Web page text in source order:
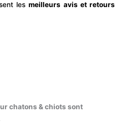
lesmeilleurs avis et retours
chatons & chiots sont